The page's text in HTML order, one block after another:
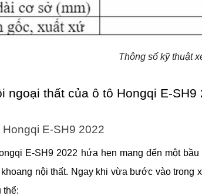
Thông số kỹ thuật
ngoại thất của ô tô Hongqi E-SH9
E-SH9 2022
E-SH9 2022 hứa hẹn mang đến một
nội thất. Ngay khi vừa bước vào
thể: